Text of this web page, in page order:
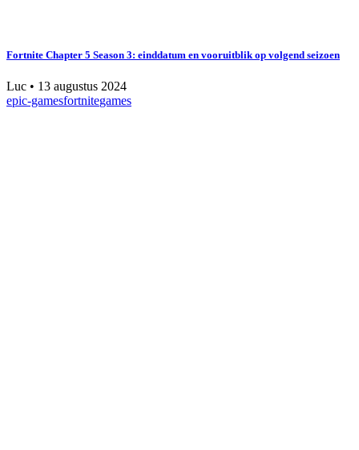
Fortnite Chapter 5 Season 3: einddatum en vooruitblik op volgend seizoen
Luc • 13 augustus 2024
epic-gamesfortnitegames